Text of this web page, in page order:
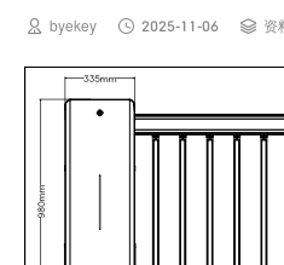
 byekey  2025-11-06  资